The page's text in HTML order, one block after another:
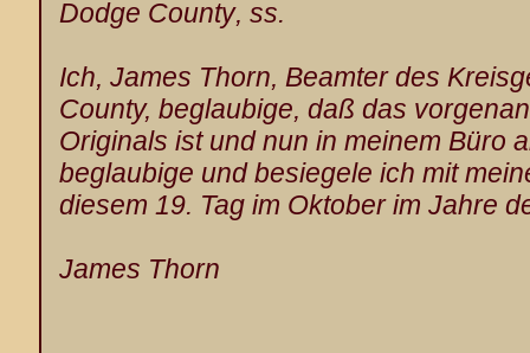
Dodge County, ss.
Ich, James Thorn, Beamter des
County, beglaubige, daß das
Originals ist und nun in meinem Büro
beglaubige und besiegele ich mit
diesem 19. Tag im Oktober im Jahre
James Thorn